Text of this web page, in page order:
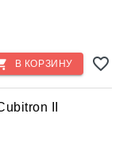
В КОРЗИНУ
II